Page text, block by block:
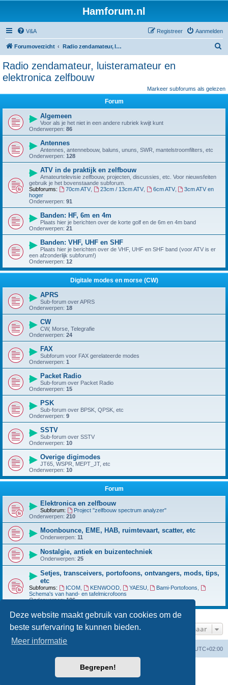
Deze website maakt gebruik van cookies om de
beste surfervaring te kunnen bieden.
Meer informatie
Begrepen!
Hamforum.nl
V&A Aanmelden
Registreer
Forumoverzicht Radio zendamateur, luisteramateur en elektronica zelfbouw
Radio zendamateur, luisteramateur en
elektronica zelfbouw
Markeer subforums als gelezen
Forum
Algemeen
Voor als je het niet in een andere rubriek kwijt kunt
Onderwerpen: 86
Antennes
Antennes, antennebouw, baluns, ununs, SWR, mantelstroomfilters, etc
Onderwerpen: 128
ATV in de praktijk en zelfbouw
Amateurtelevisie zelfbouw, projecten, discussies, etc. Voor nieuwsfeiten
gebruik je het bovenstaande subforum.
Subforums:
70cm ATV, 23cm / 13cm ATV, 6cm ATV,
3cm ATV en
hoger
Onderwerpen: 91
Banden: HF, 6m en 4m
Plaats hier je berichten over de korte golf en de 6m en 4m band
Onderwerpen: 21
Banden: VHF, UHF en SHF
Plaats hier je berichten over de VHF, UHF en SHF band (voor ATV is er
een afzonderlijk subforum!)
Onderwerpen: 12
Digitale modes en morse (CW)
APRS
Sub-forum over APRS
Onderwerpen: 18
CW
CW, Morse, Telegrafie
Onderwerpen: 24
FAX
Subforum voor FAX gerelateerde modes
Onderwerpen: 1
Packet Radio
Sub-forum over Packet Radio
Onderwerpen: 15
PSK
Sub-forum over BPSK, QPSK, etc
Onderwerpen: 9
SSTV
Sub-forum over SSTV
Onderwerpen: 10
Overige digimodes
JT65, WSPR, MEPT_JT, etc
Onderwerpen: 10
Forum
Elektronica en zelfbouw
Subforum:
Project "zelfbouw spectrum analyzer"
Onderwerpen: 210
Moonbounce, EME, HAB, ruimtevaart, scatter, etc
Onderwerpen: 11
Nostalgie, antiek en buizentechniek
Onderwerpen: 25
Setjes, transceivers, portofoons, ontvangers, mods, tips,
etc
Subforums: ICOM, KENWOOD, YAESU Bami-Portofoons
Schema's van hand- en tafelmicrofoons
Onderwerpen:106
Ga naar
UTC+02:00
phpBB® Forum Software © phpBB Limited
phpBB.nl